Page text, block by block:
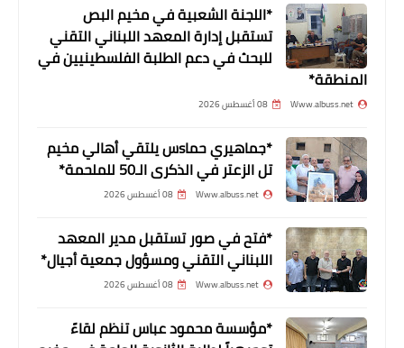
محطات
اللجان الشعبية تُبلغ الدكتور ابو العينين
وقوفها لجانب الجمعية وتدين التعديات
على المقرات الصحية الفلسطينية
*اللجنة الشعبية في مخيم البص
تستقبل إدارة المعهد اللبناني التقني
للبحث في دعم الطلبة الفلسطينيين في
المنطقة*
Www.albuss.net 08 أغسطس 2026
*جماهيري حماsس يلتقي أهالي مخيم
تل الزعتر في الذكرى الـ50 للملحمة*
Www.albuss.net 08 أغسطس 2026
*فتح في صور تستقبل مدير المعهد
اللبناني التقني ومسؤول جمعية أجيال*
Www.albuss.net 08 أغسطس 2026
*مؤسسة محمود عباس تنظم لقاءً